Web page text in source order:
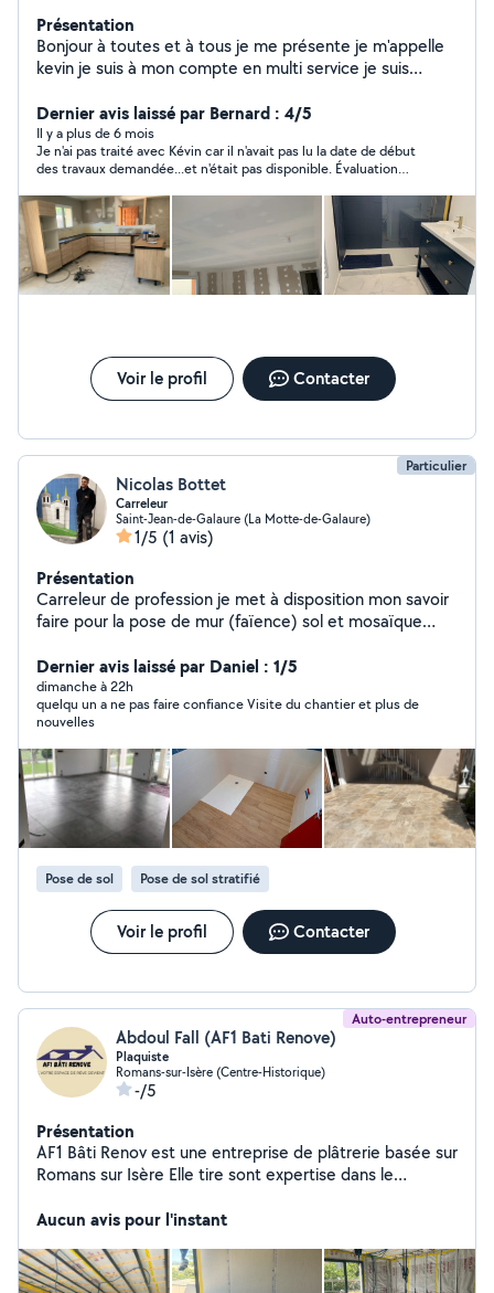
Présentation
Bonjour à toutes et à tous je me présente je m'appelle
kevin je suis à mon compte en multi service je suis
rigoureux dans mon travail. Aujourd'hui je me mets à
disposition mes services pour tous types de bricolage.
Je serais ravi de prendre rendez vous avec vous pour
effectuer un devis pour vos futures projets A bientôt.
Kevin.
Dernier avis laissé par Bernard : 4/5
Il y a plus de 6 mois
Je n'ai pas traité avec Kévin car il n'avait pas lu la date de début
des travaux demandée...et n'était pas disponible. Évaluation
Voir le profil Contacter
Particulier
Nicolas Bottet
Carreleur
Saint-Jean-de-Galaure (La Motte-de-Galaure)
1/5 (1 avis)
Présentation
Carreleur de profession je met à disposition mon savoir
faire pour la pose de mur (faïence) sol et mosaïque
métiers) Champion Auvergne Rhône Alpes carrelage en
2020 6eme national.
Dernier avis laissé par Daniel : 1/5
dimanche à 22h
quelqu un a ne pas faire confiance Visite du chantier et plus de
nouvelles
Pose de sol Pose de sol stratifié
Voir le profil Contacter
Auto-entrepreneur
Abdoul Fall (AF1 Bati Renove)
Plaquiste
Romans-sur-Isère (Centre-Historique)
-/5
Présentation
AF1 Bâti Renov est une entreprise de plâtrerie basée sur
Romans sur Isère Elle tire sont expertise dans le
professionnels à l'écoute Le savoir être et le savoir faire
Aucun avis pour l'instant